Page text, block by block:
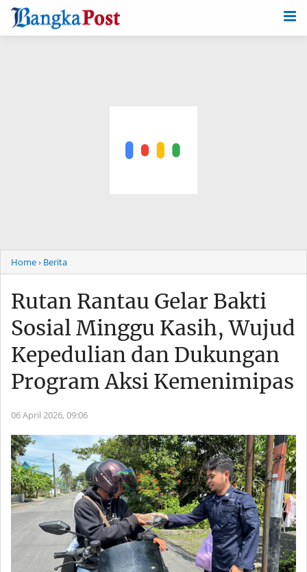
-->
Home› Berita
Rutan Rantau Gelar Bakti
Sosial Minggu Kasih, Wujud
Kepedulian dan Dukungan
Program Aksi Kemenimipas
06 April 2026, 09:06